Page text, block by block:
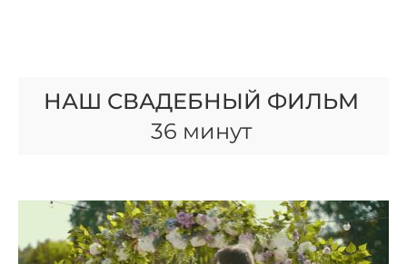
НАШ СВАДЕБНЫЙ ФИЛЬМ
36 минут